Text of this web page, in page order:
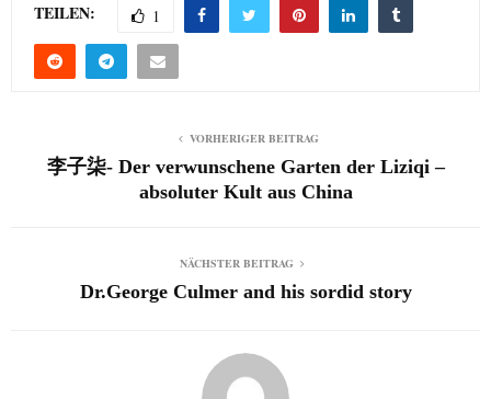
TEILEN: 1
VORHERIGER BEITRAG
李子柒- Der verwunschene Garten der Liziqi –
absoluter Kult aus China
NÄCHSTER BEITRAG
Dr.George Culmer and his sordid story